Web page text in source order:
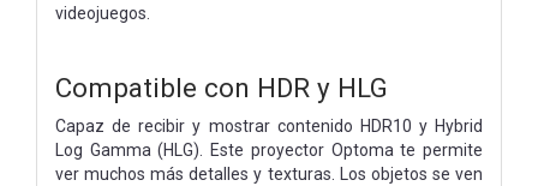
videojuegos.
Compatible con HDR y HLG
Capaz de recibir y mostrar contenido HDR10 y Hybrid
Log Gamma (HLG). Este proyector Optoma te permite
ver muchos más detalles y texturas. Los objetos se ven